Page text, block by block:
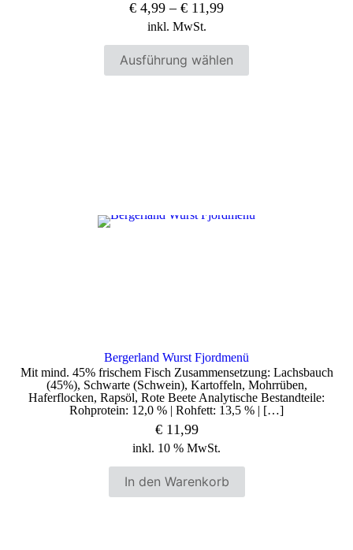
€ 4,99 – € 11,99
inkl. MwSt.
Ausführung wählen
Die
Optionen
auf
der
Produktseite
Bergerland Wurst Fjordmenü
Mit mind. 45% frischem Fisch Zusammensetzung: Lachsbauch
(45%), Schwarte (Schwein), Kartoffeln, Mohrrüben,
Haferflocken, Rapsöl, Rote Beete Analytische Bestandteile:
Rohprotein: 12,0 % | Rohfett: 13,5 % | […]
€11,99
inkl. 10 % MwSt.
In den Warenkorb